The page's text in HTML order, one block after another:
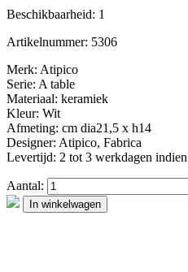
Beschikbaarheid: 1
Artikelnummer: 5306
Merk: Atipico
Serie: A table
Materiaal: keramiek
Kleur: Wit
Afmeting: cm dia21,5 x h14
Designer: Atipico, Fabrica
Levertijd: 2 tot 3 werkdagen
Aantal:
In winkelwagen